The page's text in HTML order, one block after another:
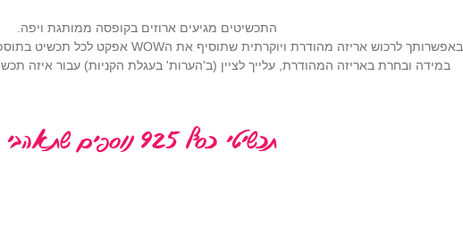
התכשיטים מגיעים ארוזים בקופסה ממותגת ויפה.
באפשרותך לרכוש אריזה מהודרת ויוקרתית שתוסיף את הWOW אפקט לכל תכשיט בתוספת של 25₪ (
במידה ובחרת באריזה המהודרת, עלייך לציין (ב'הערות' בעגלת הקניות) עבור איזה
תכשיטי כסף 925 נוספים שתאהבי